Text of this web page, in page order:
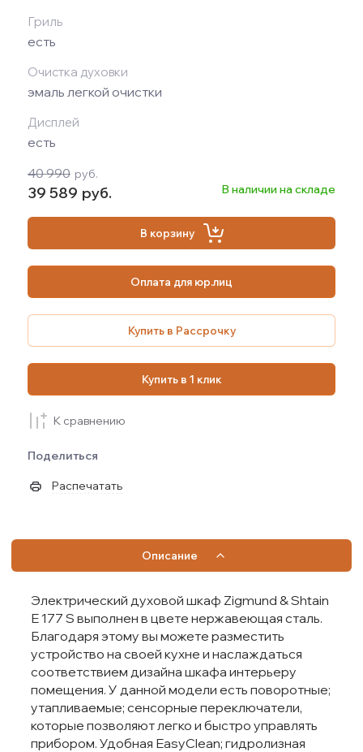
Гриль
есть
Очистка духовки
эмаль легкой очистки
Дисплей
есть
В наличии на складе
40 990 руб.
39 589 руб.
В корзину
Оплата для юр.лиц
Купить в Рассрочку
Купить в 1 клик
К сравнению
Поделиться
Распечатать
Описание
Электрический духовой шкаф Zigmund & Shtain
E 177 S выполнен в цвете нержавеющая сталь.
Благодаря этому вы можете разместить
устройство на своей кухне и наслаждаться
соответствием дизайна шкафа интерьеру
помещения. У данной модели есть поворотные;
утапливаемые; сенсорные переключатели,
которые позволяют легко и быстро управлять
прибором. Удобная EasyClean; гидролизная